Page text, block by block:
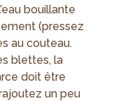
bouillante
(pressez
au couteau.
blettes, la
doit être
un peu